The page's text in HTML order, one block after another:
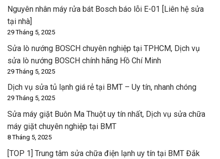
Nguyên nhân máy rửa bát Bosch báo lỗi E-01 [Liên hệ sửa
tại nhà]
29 Tháng 5, 2025
Sửa lò nướng BOSCH chuyên nghiệp tại TPHCM, Dịch vụ
sửa lò nướng BOSCH chính hãng Hồ Chí Minh
29 Tháng 5, 2025
Dịch vụ sửa tủ lạnh giá rẻ tại BMT – Uy tín, nhanh chóng
29 Tháng 5, 2025
Sửa máy giặt Buôn Ma Thuột uy tín nhất, Dịch vụ sửa chữa
máy giặt chuyên nghiệp tại BMT
8 Tháng 5, 2025
[TOP 1] Trung tâm sửa chữa điện lạnh uy tín tại BMT Đắk